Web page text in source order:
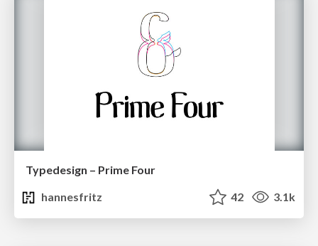
Typedesign – Prime Four
hannesfritz
42 3.1k